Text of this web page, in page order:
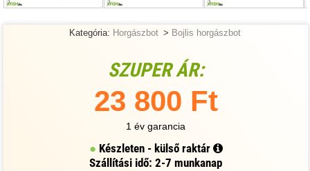
Kategória: Horgászbot > Bojlis horgászbot
SZUPER ÁR:
23 800 Ft
1 év garancia
Készleten - külső raktár
Szállítási idő: 2-7 munkanap